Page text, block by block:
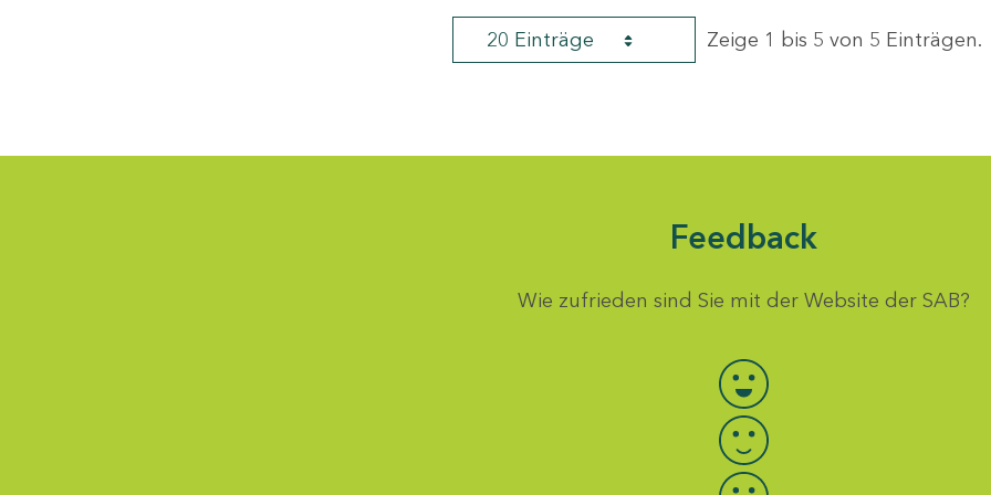
20 Einträge Zeige 1 bis 5 von 5 Einträgen.
Feedback
Wie zufrieden sind Sie mit der Website der SAB?
Bewertung auswählen